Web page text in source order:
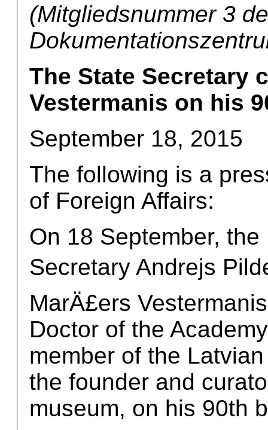
(Mitgliedsnummer 3
The State Secretary
Vestermanis on his
September 18, 2015
The following is a
of Foreign Affairs:
On 18 September, the
Secretary Andrejs
MarÄ£ers
Doctor of the
member of the
the founder and
museum, on his 90th